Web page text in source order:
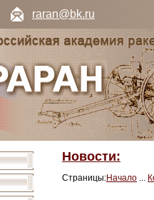
raran@bk.ru
Новости:
Страницы:Начало ...